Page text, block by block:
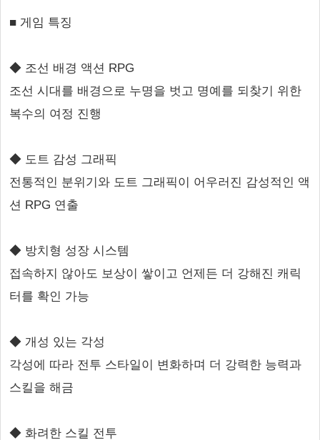
■ 게임 특징
◆ 조선 배경 액션 RPG
조선 시대를 배경으로 누명을 벗고 명예를 되찾기 위한
복수의 여정 진행
◆ 도트 감성 그래픽
전통적인 분위기와 도트 그래픽이 어우러진 감성적인 액
션 RPG 연출
◆ 방치형 성장 시스템
접속하지 않아도 보상이 쌓이고 언제든 더 강해진 캐릭
터를 확인 가능
◆ 개성 있는 각성
각성에 따라 전투 스타일이 변화하며 더 강력한 능력과
스킬을 해금
◆ 화려한 스킬 전투